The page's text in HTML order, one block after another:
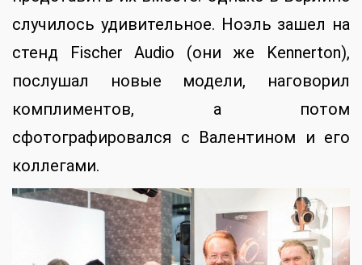
случилось удивительное. Ноэль зашел на
стенд Fischer Audio (они же Kennerton),
послушал новые модели, наговорил
комплиментов, а потом
сфотографировался с Валентином и его
коллегами.